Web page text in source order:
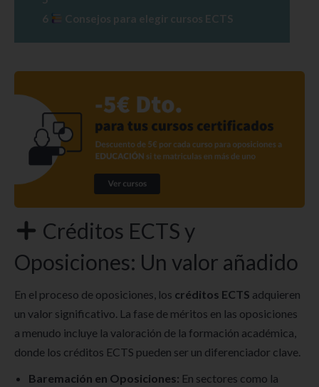
6
Consejos para elegir cursos ECTS
Créditos ECTS y
Oposiciones: Un valor añadido
En el proceso de oposiciones, los créditos ECTS adquieren
un valor significativo. La fase de méritos en las oposiciones
a menudo incluye la valoración de la formación académica,
donde los créditos ECTS pueden ser un diferenciador clave.
Baremación en Oposiciones: En sectores como la